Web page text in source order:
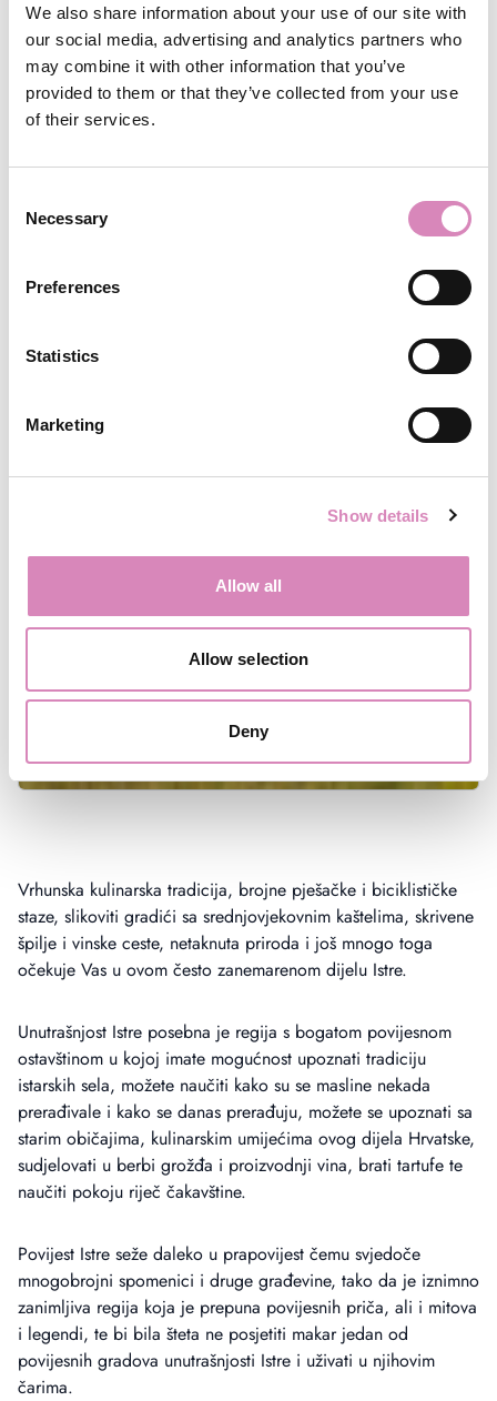
We also share information about your use of our site with
our social media, advertising and analytics partners who
may combine it with other information that you’ve
provided to them or that they’ve collected from your use
of their services.
Selection
Necessary
Preferences
Statistics
Marketing
Show details
Allow all
Allow selection
Deny
Vrhunska kulinarska tradicija, brojne pješačke i biciklističke
staze, slikoviti gradići sa srednjovjekovnim kaštelima, skrivene
špilje i vinske ceste, netaknuta priroda i još mnogo toga
očekuje Vas u ovom često zanemarenom dijelu Istre.
Unutrašnjost Istre posebna je regija s bogatom povijesnom
ostavštinom u kojoj imate mogućnost upoznati tradiciju
istarskih sela, možete naučiti kako su se masline nekada
prerađivale i kako se danas prerađuju, možete se upoznati sa
starim običajima, kulinarskim umijećima ovog dijela Hrvatske,
sudjelovati u berbi grožđa i proizvodnji vina, brati tartufe te
naučiti pokoju riječ čakavštine.
Povijest Istre seže daleko u prapovijest čemu svjedoče
mnogobrojni spomenici i druge građevine, tako da je iznimno
zanimljiva regija koja je prepuna povijesnih priča, ali i mitova
i legendi, te bi bila šteta ne posjetiti makar jedan od
povijesnih gradova unutrašnjosti Istre i uživati u njihovim
čarima.